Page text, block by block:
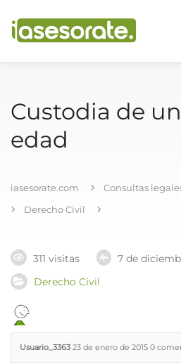
Custodia de
edad
iasesorate.com
Consultas
Derecho Civil
311 visitas
7 de
Derecho Civil
Usuario_3363 23 de enero de 2015 0